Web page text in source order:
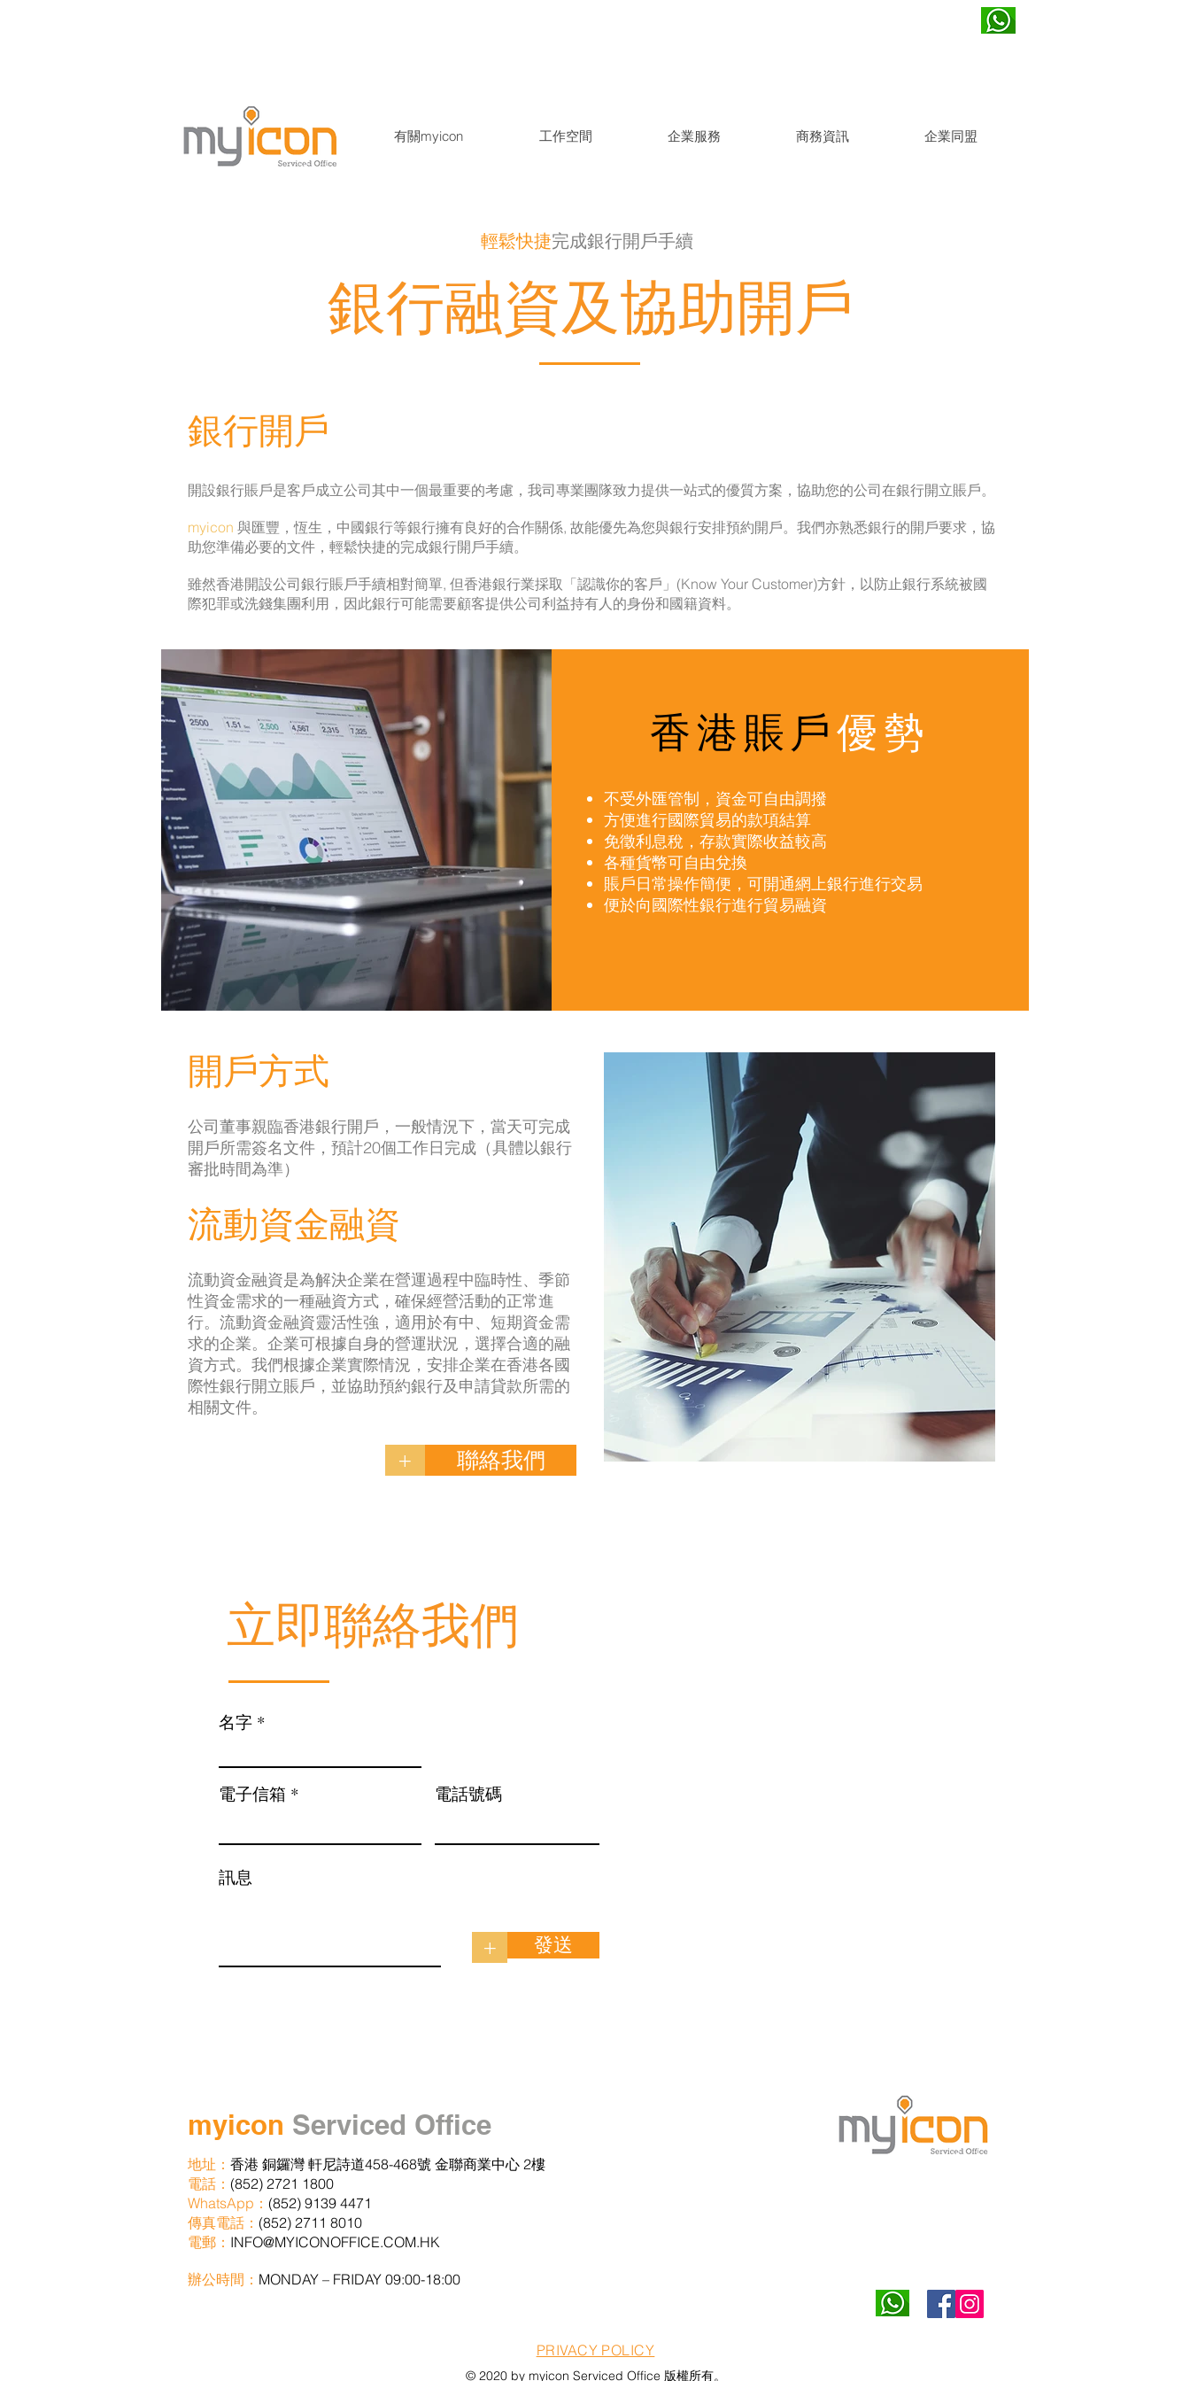
有關myicon 工作空間 企業服務 商務資訊 企業同盟
輕鬆快捷完成銀行開戶手續
銀行融資及協助開戶
銀行開戶
開設銀行賬戶是客戶成立公司其中一個最重要的考慮，我司專業團隊致力提供一站式的優質方案，協助您的公司在銀行開立賬戶。
myicon 與匯豐，恆生，中國銀行等銀行擁有良好的合作關係, 故能優先為您與銀行安排預約開戶。我們亦熟悉銀行的開戶要求，協
助您準備必要的文件，輕鬆快捷的完成銀行開戶手續。
雖然香港開設公司銀行賬戶手續相對簡單, 但香港銀行業採取「認識你的客戶」(Know Your Customer)方針，以防止銀行系統被國
際犯罪或洗錢集團利用，因此銀行可能需要顧客提供公司利益持有人的身份和國籍資料。
香港賬戶優勢
不受外匯管制，資金可自由調撥
方便進行國際貿易的款項結算
免徵利息稅，存款實際收益較高
各種貨幣可自由兌換
賬戶日常操作簡便，可開通網上銀行進行交易
便於向國際性銀行進行貿易融資
開戶方式
公司董事親臨香港銀行開戶，一般情況下，當天可完成
開戶所需簽名文件，預計20個工作日完成（具體以銀行
審批時間為準）
流動資金融資
流動資金融資是為解決企業在營運過程中臨時性、季節
性資金需求的一種融資方式，確保經營活動的正常進
行。流動資金融資靈活性強，適用於有中、短期資金需
求的企業。企業可根據自身的營運狀況，選擇合適的融
資方式。我們根據企業實際情況，安排企業在香港各國
際性銀行開立賬戶，並協助預約銀行及申請貸款所需的
相關文件。
+ 聯絡我們
​立即聯絡我們
名字
電子信箱 電話號碼
訊息
+ 發送
myicon Serviced Office
地址： 香港 銅鑼灣 軒尼詩道458-468號 金聯商業中心 2樓
電話： (852) 2721 1800
WhatsApp： (852) 9139 4471
傳真電話： (852) 2711 8010
電郵： INFO@MYICONOFFICE.COM.HK
辦公時間： MONDAY – FRIDAY 09:00-18:00
PRIVACY POLICY
© 2020 by myicon Serviced Office 版權所有。